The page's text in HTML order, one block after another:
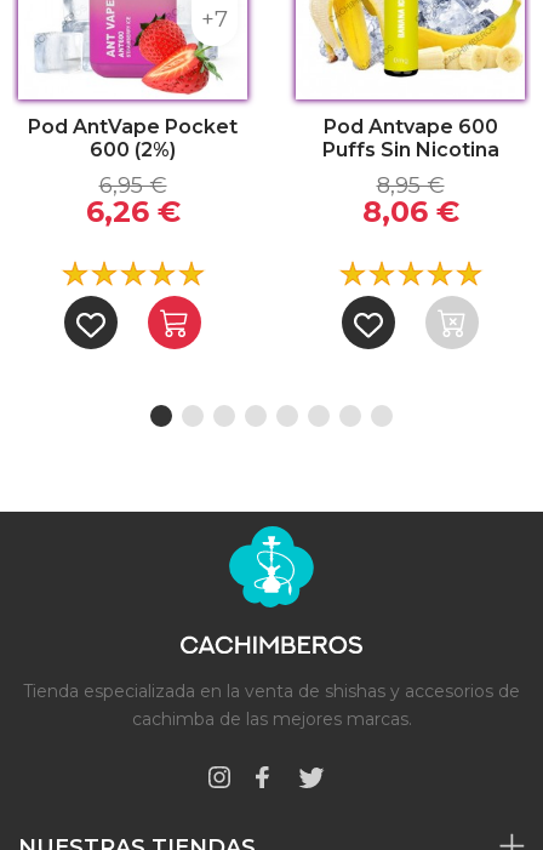
+7
Pod AntVape Pocket
600 (2%)
6,95 €
6,26 €
Pod Antvape 600
Puffs Sin Nicotina
8,95 €
8,06 €
Tienda especializada en la venta de shishas y accesorios de
cachimba de las mejores marcas.